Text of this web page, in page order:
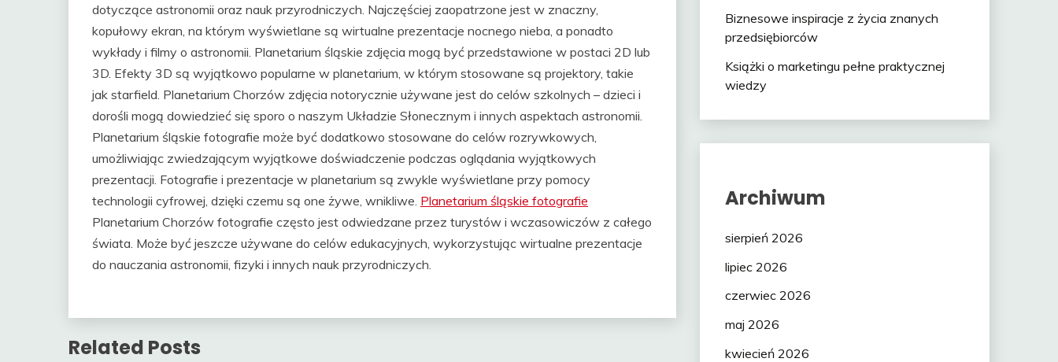
dotyczące astronomii oraz nauk przyrodniczych. Najczęściej zaopatrzone jest w znaczny,
kopułowy ekran, na którym wyświetlane są wirtualne prezentacje nocnego nieba, a ponadto
wykłady i filmy o astronomii. Planetarium śląskie zdjęcia mogą być przedstawione w postaci 2D lub
3D. Efekty 3D są wyjątkowo popularne w planetarium, w którym stosowane są projektory, takie
jak starfield. Planetarium Chorzów zdjęcia notorycznie używane jest do celów szkolnych – dzieci i
dorośli mogą dowiedzieć się sporo o naszym Układzie Słonecznym i innych aspektach astronomii.
Planetarium śląskie fotografie może być dodatkowo stosowane do celów rozrywkowych,
umożliwiając zwiedzającym wyjątkowe doświadczenie podczas oglądania wyjątkowych
prezentacji. Fotografie i prezentacje w planetarium są zwykle wyświetlane przy pomocy
technologii cyfrowej, dzięki czemu są one żywe, wnikliwe. Planetarium śląskie fotografie
Planetarium Chorzów fotografie często jest odwiedzane przez turystów i wczasowiczów z całego
świata. Może być jeszcze używane do celów edukacyjnych, wykorzystując wirtualne prezentacje
do nauczania astronomii, fizyki i innych nauk przyrodniczych.
Related Posts
Biznesowe inspiracje z życia znanych
przedsiębiorców
Książki o marketingu pełne praktycznej
wiedzy
Archiwum
sierpień 2026
lipiec 2026
czerwiec 2026
maj 2026
kwiecień 2026